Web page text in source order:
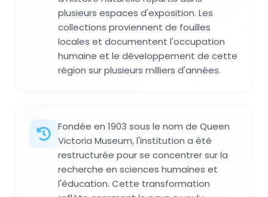
plusieurs espaces d'exposition. Les
collections proviennent de fouilles
locales et documentent l'occupation
humaine et le développement de cette
région sur plusieurs milliers d'années.
Fondée en 1903 sous le nom de Queen
Victoria Museum, l'institution a été
restructurée pour se concentrer sur la
recherche en sciences humaines et
l'éducation. Cette transformation